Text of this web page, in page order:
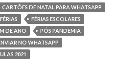
CARTÕES DE NATAL PARA WHATSAPP
FÉRIAS
FÉRIAS ESCOLARES
DE ANO
PÓS PANDEMIA
NO WHATSAPP
2021